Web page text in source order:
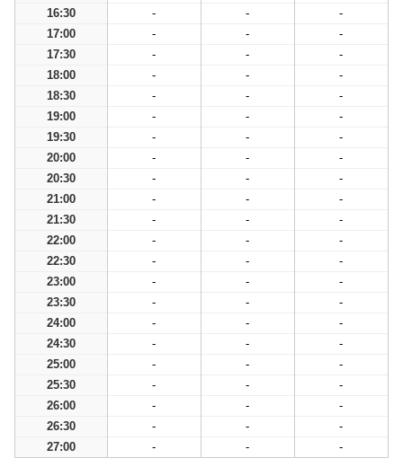
16:30
- -
-
17:00
- -
-
17:30
- -
-
18:00
- -
-
18:30
- -
-
19:00
- -
-
19:30
- -
-
20:00
- -
-
20:30
- -
-
21:00
- -
-
21:30
- -
-
22:00
- -
-
22:30
- -
-
23:00
- -
-
23:30
- -
-
24:00
- -
-
24:30
- -
-
25:00
- -
-
25:30
- -
-
26:00
- -
-
26:30
- -
-
27:00
- - -